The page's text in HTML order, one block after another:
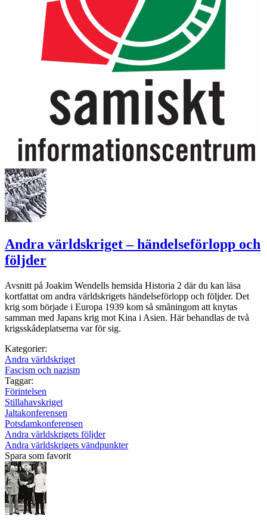
Andra världskriget – händelseförlopp och
följder
Avsnitt på Joakim Wendells hemsida Historia 2 där du kan läsa
kortfattat om andra världskrigets händelseförlopp och följder. Det
krig som började i Europa 1939 kom så småningom att knytas
samman med Japans krig mot Kina i Asien. Här behandlas de två
krigsskådeplatserna var för sig.
Kategorier:
Andra världskriget
Fascism och nazism
Taggar:
Förintelsen
Stillahavskriget
Jaltakonferensen
Potsdamkonferensen
Andra världskrigets följder
Andra världskrigets vändpunkter
Spara som favorit